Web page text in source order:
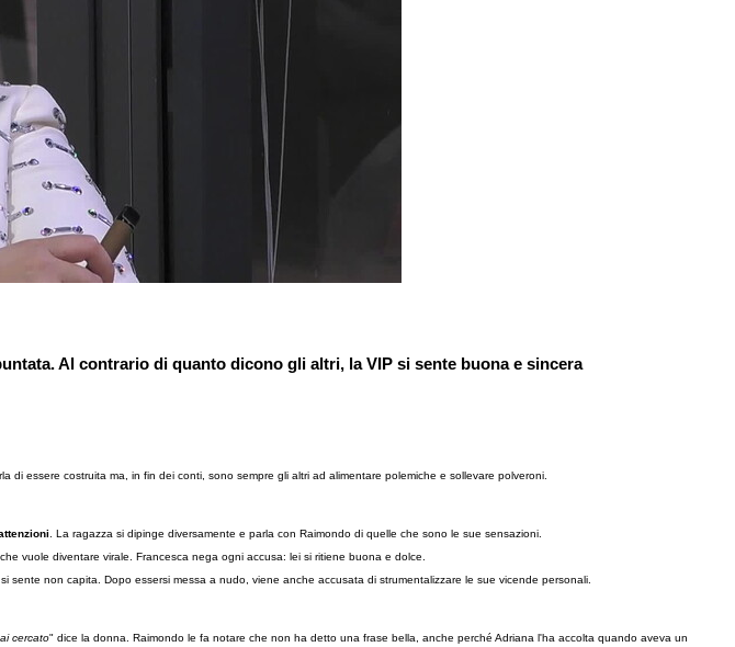
Al contrario di quanto dicono gli altri, la VIP si sente buona e sincera
di essere costruita ma, in fin dei conti, sono sempre gli altri ad alimentare polemiche e sollevare polveroni.
. La ragazza si dipinge diversamente e parla con Raimondo di quelle che sono le sue sensazioni.
vuole diventare virale. Francesca nega ogni accusa: lei si ritiene buona e dolce.
non capita. Dopo essersi messa a nudo, viene anche accusata di strumentalizzare le sue vicende personali.
cercato" dice la donna. Raimondo le fa notare che non ha detto una frase bella, anche perché Adriana l'ha accolta quando aveva un